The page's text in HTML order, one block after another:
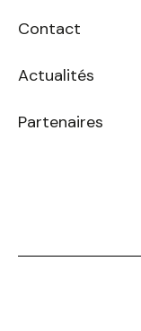
Contact
Actualités
Partenaires